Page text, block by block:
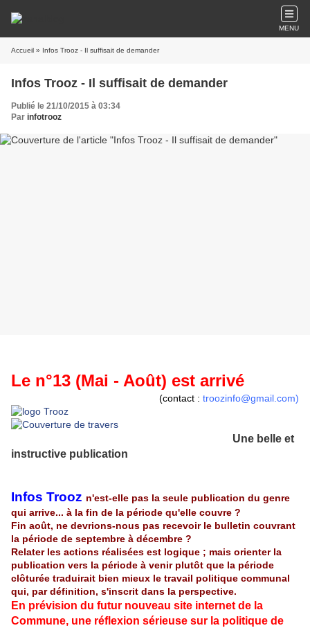
MENU
Accueil » Infos Trooz - Il suffisait de demander
Infos Trooz - Il suffisait de demander
Publié le 21/10/2015 à 03:34
Par infotrooz
Le n°13 (Mai - Août) est arrivé
(contact : troozinfo@gmail.com)
Une belle et
instructive publication
Infos Trooz n'est-elle pas la seule publication du genre
qui arrive... à la fin de la période qu'elle couvre ?
Fin août, ne devrions-nous pas recevoir le bulletin couvrant
la période de septembre à décembre ?
Relater les actions réalisées est logique ; mais orienter la
publication vers la période à venir plutôt que la période
clôturée traduirait bien mieux le travail politique communal
qui, par définition, s'inscrit dans la perspective.
En prévision du futur nouveau site internet de la
Commune, une réflexion sérieuse sur la politique de